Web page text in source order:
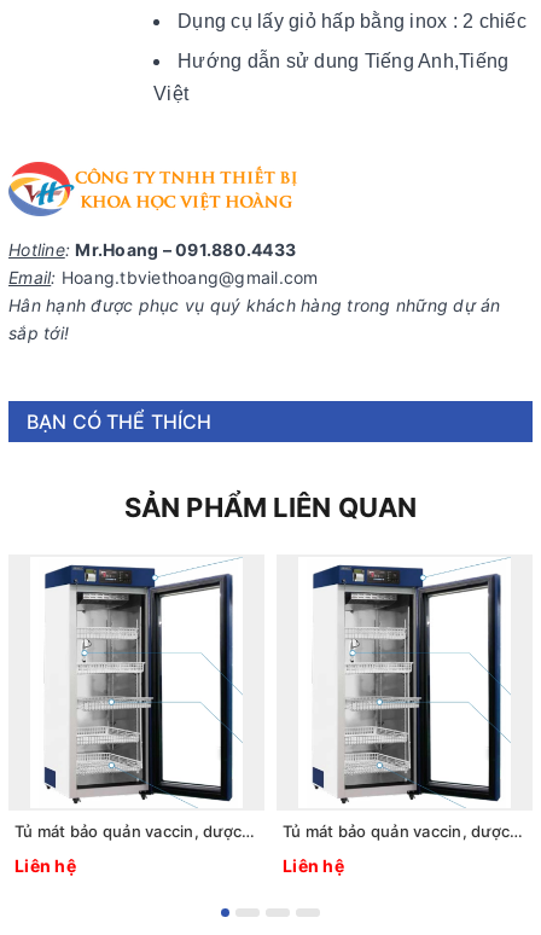
Dụng cụ lấy giỏ hấp bằng inox : 2 chiếc
Hướng dẫn sử dung Tiếng Anh,Tiếng
Việt
Hotline: Mr.Hoang – 091.880.4433
Email: Hoang.tbviethoang@gmail.com
Hân hạnh được phục vụ quý khách hàng trong những dự án
sắp tới!
BẠN CÓ THỂ THÍCH
SẢN PHẨM LIÊN QUAN
Tủ mát bảo quản vaccin, dược phẩm 2 ~ 8oC, 1125L, Model: LCV-204GR, Hãng: Labtech - Hàn Quốc
Liên hệ
Tủ mát bảo quản vaccin, dược phẩm 2 ~ 8oC, 612L, Model: LCV-203GR, Hãng: Labtech - Hàn Quốc
Liên hệ